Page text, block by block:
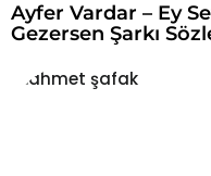
Ayfer Vardar – Ey
Gezersen Şarkı